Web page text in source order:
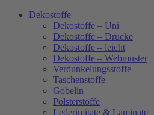
Dekostoffe
Dekostoffe – Uni
Dekostoffe – Drucke
Dekostoffe – leicht
Dekostoffe – Webmuster
Verdunkelungsstoffe
Taschenstoffe
Gobelin
Polsterstoffe
Lederimitate & Laminate